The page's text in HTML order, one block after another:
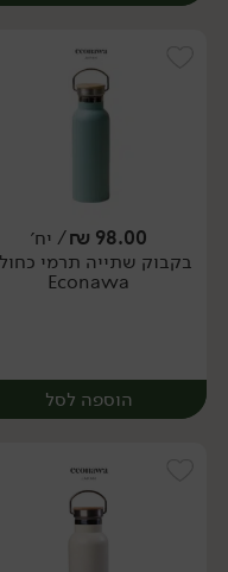
יח׳
98.00
₪/ יח׳
בקבוק שתייה תרמי
Econawa
הוספה לסל